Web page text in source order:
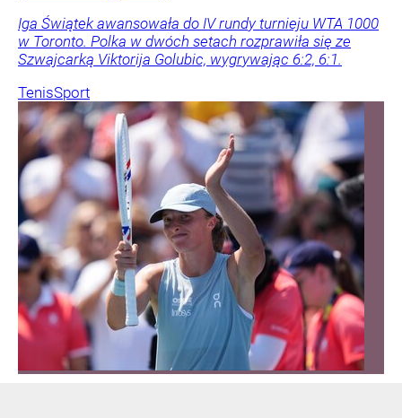
Iga Świątek awansowała do IV rundy turnieju WTA 1000
w Toronto. Polka w dwóch setach rozprawiła się ze
Szwajcarką Viktorija Golubic, wygrywając 6:2, 6:1.
TenisSport